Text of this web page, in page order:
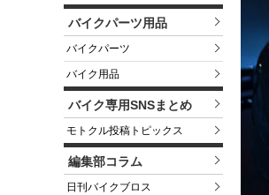
バイクパーツ用品
バイクパーツ
バイク用品
バイク専用SNSまとめ
モトクル投稿トピックス
編集部コラム
日刊バイクブロス